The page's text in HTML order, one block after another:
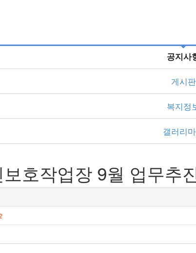
공지사
게시판
복지정
갤러리
호작업장 9월 업무추